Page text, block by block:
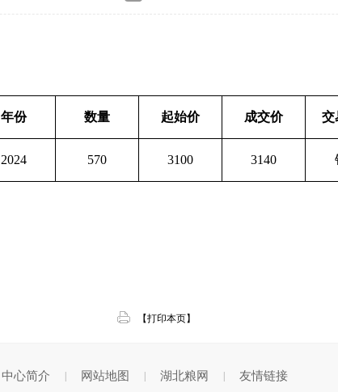
年份 数量 起始价 成交价 交
2024 570 3100 3140
【打印本页】
中心简介 网站地图 湖北粮网 友情链接